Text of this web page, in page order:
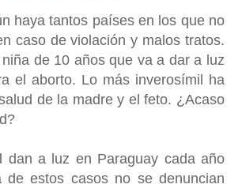
haya tantos países en los que no
caso de violación y malos tratos.
de 10 años que va a dar a luz
el aborto. Lo más inverosímil ha
de la madre y el feto. ¿Acaso
dan a luz en Paraguay cada año
estos casos no se denuncian